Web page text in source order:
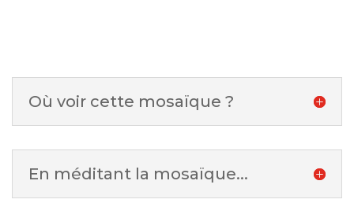
Où voir cette mosaïque ?
En méditant la mosaïque...